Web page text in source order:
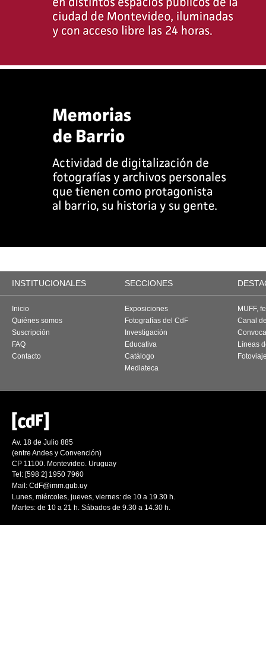
INSTITUCIONALES SECCIONES
Inicio
Quiénes somos
Suscripción
FAQ
Contacto
Exposiciones
Fotografías del CdF
Investigación
Educativa
Catálogo
Mediateca
MUFF,
Canal
Líneas
Av. 18 de Julio 885
(entre Andes y Convención)
CP 11100. Montevideo. Uruguay
Tel: [598 2] 1950 7960
Mail: CdF@imm.gub.uy
Lunes, miércoles, jueves, viernes: de 10 a 19.30 h.
Martes: de 10 a 21 h. Sábados de 9.30 a 14.30 h.